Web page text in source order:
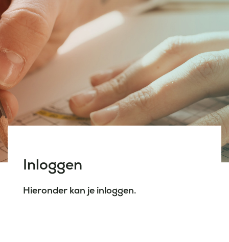
ACADEMY
ZORGSECTOREN
OVER ONS
CONTACT
Inloggen
Hieronder kan je inloggen.